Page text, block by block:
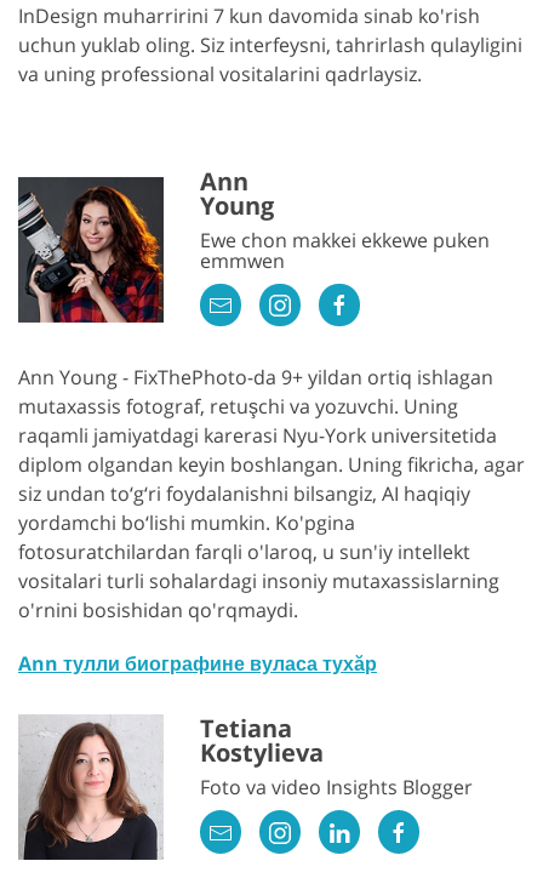
InDesign muharririni 7 kun davomida sinab ko'rish
uchun yuklab oling. Siz interfeysni, tahrirlash qulayligini
va uning professional vositalarini qadrlaysiz.
Ann
Young
Ewe chon makkei ekkewe puken
emmwen
Ann Young - FixThePhoto-da 9+ yildan ortiq ishlagan
mutaxassis fotograf, retuşchi va yozuvchi. Uning
raqamli jamiyatdagi karerasi Nyu-York universitetida
diplom olgandan keyin boshlangan. Uning fikricha, agar
siz undan to‘g‘ri foydalanishni bilsangiz, AI haqiqiy
yordamchi bo‘lishi mumkin. Ko'pgina
fotosuratchilardan farqli o'laroq, u sun'iy intellekt
vositalari turli sohalardagi insoniy mutaxassislarning
o'rnini bosishidan qo'rqmaydi.
Ann тулли биографине вуласа тухӑр
Tetiana
Kostylieva
Foto va video Insights Blogger